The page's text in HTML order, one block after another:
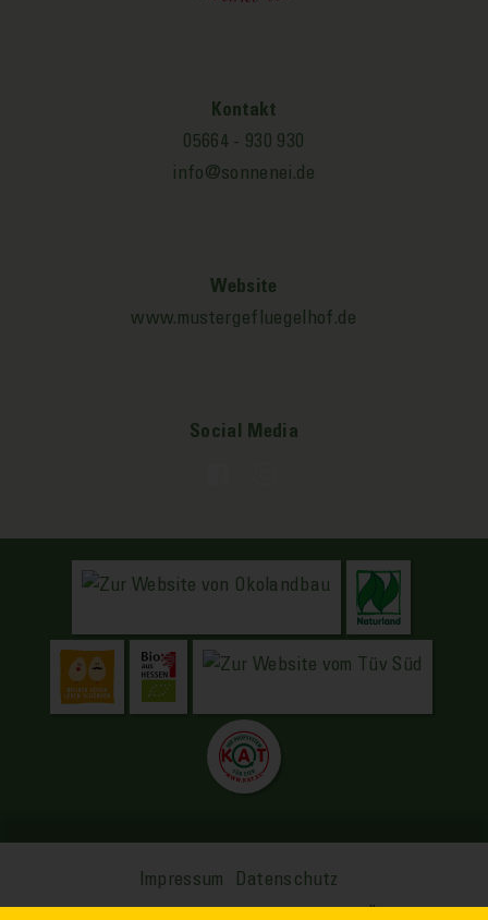
Kontakt
05664 - 930 930
info@sonnenei.de
Website
www.mustergefluegelhof.de
Social Media
Impressum Datenschutz